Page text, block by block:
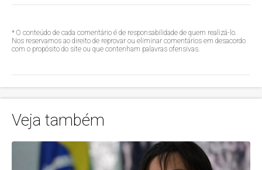
* O conteúdo de cada comentário é de responsabilidade de quem realizá-lo.
Nos reservamos ao direito de reprovar ou eliminar comentários em desacordo
com o propósito do site ou que contenham palavras ofensivas.
Veja também